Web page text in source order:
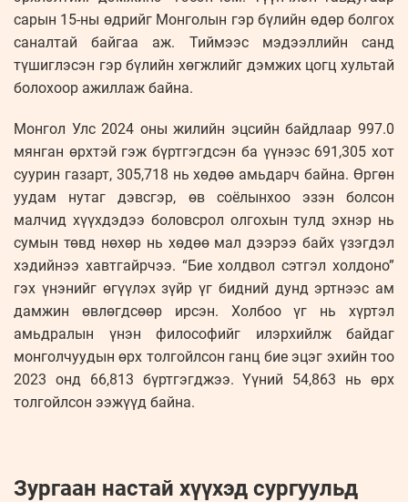
сарын 15-ны өдрийг Монголын гэр бүлийн өдөр болгох
саналтай байгаа аж. Тиймээс мэдээллийн санд
түшиглэсэн гэр бүлийн хөгжлийг дэмжих цогц хультай
болохоор ажиллаж байна.
Монгол Улс 2024 оны жилийн эцсийн байдлаар 997.0
мянган өрхтэй гэж бүртгэгдсэн ба үүнээс 691,305 хот
суурин газарт, 305,718 нь хөдөө амьдарч байна. Өргөн
уудам нутаг дэвсгэр, өв соёлынхоо эзэн болсон
малчид хүүхдэдээ боловсрол олгохын тулд эхнэр нь
сумын төвд нөхөр нь хөдөө мал дээрээ байх үзэгдэл
хэдийнээ хавтгайрчээ. “Бие холдвол сэтгэл холдоно”
гэх үнэнийг өгүүлэх зүйр үг бидний дунд эртнээс ам
дамжин өвлөгдсөөр ирсэн. Холбоо үг нь хүртэл
амьдралын үнэн философийг илэрхийлж байдаг
монголчуудын өрх толгойлсон ганц бие эцэг эхийн тоо
2023 онд 66,813 бүртгэгджээ. Үүний 54,863 нь өрх
толгойлсон ээжүүд байна.
Зургаан настай хүүхэд сургуульд